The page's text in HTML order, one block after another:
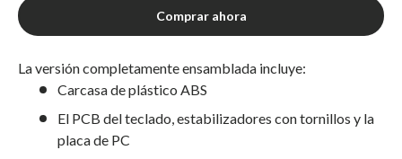
Comprar ahora
La versión completamente ensamblada incluye:
Carcasa de plástico ABS
El PCB del teclado, estabilizadores con tornillos y la
placa de PC